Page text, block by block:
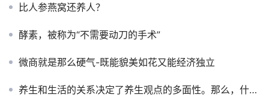
比人参燕窝还养人？
酵素，被称为“不需要动刀的手术”
微商就是那么硬气-既能貌美如花又能经济独立
养生和生活的关系决定了养生观点的多面性。那么，什么是养生？为什么要养生？如何养生？ 什么是养生？